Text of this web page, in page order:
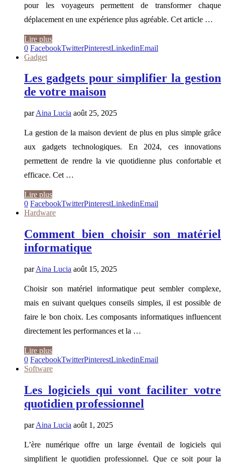
pour les voyageurs permettent de transformer chaque
déplacement en une expérience plus agréable. Cet article …
Lire plus
0 FacebookTwitterPinterestLinkedinEmail
Gadget
Les gadgets pour simplifier la gestion
de votre maison
parAina Lucia août 25, 2025
La gestion de la maison devient de plus en plus simple grâce
aux gadgets technologiques. En 2024, ces innovations
permettent de rendre la vie quotidienne plus confortable et
efficace. Cet …
Lire plus
0 FacebookTwitterPinterestLinkedinEmail
Hardware
Comment bien choisir son matériel
informatique
parAina Lucia août 15, 2025
Choisir son matériel informatique peut sembler complexe,
mais en suivant quelques conseils simples, il est possible de
faire le bon choix. Les composants informatiques influencent
directement les performances et la …
Lire plus
0 FacebookTwitterPinterestLinkedinEmail
Software
Les logiciels qui vont faciliter votre
quotidien professionnel
parAina Lucia août 1, 2025
L’ère numérique offre un large éventail de logiciels qui
simplifient le quotidien professionnel. Que ce soit pour la